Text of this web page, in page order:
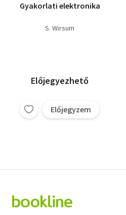
Gyakorlati elektronika
S. Wirsum
Előjegyezhető
Előjegyzem